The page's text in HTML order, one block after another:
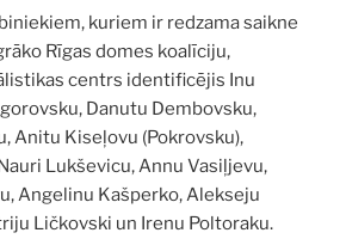
kuriem ir redzama saikne
Rīgas domes koalīciju,
centrs identificējis Inu
Danutu Dembovsku,
Anitu Kiseļovu (Pokrovsku),
Lukševicu, Annu Vasiļjevu,
Angelinu Kašperko, Alekseju
Ličkovski un Irenu Poltoraku.